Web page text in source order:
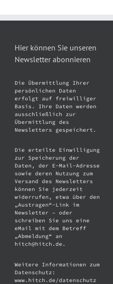
Hier können Sie unseren
Newsletter abonnieren
Die Übermittlung Ihrer
persönlichen Daten
erfolgt auf freiwilliger
Basis. Ihre Daten werden
ausschließlich zur
Übermittlung des
Newsletters gespeichert.
Die erteilte Einwilligung
zur Speicherung der
Daten, der E-Mail-Adresse
sowie deren Nutzung zum
Versand des Newsletters
können Sie jederzeit
widerrufen, etwa über den
„Austragen“-Link im
Newsletter – oder
schreiben Sie uns eine
eMail mit dem Betreff
„Abmeldung“ an
hitch@hitch.de.
Weitere Informationen zum
Datenschutz:
www.hitch.de/datenschutz